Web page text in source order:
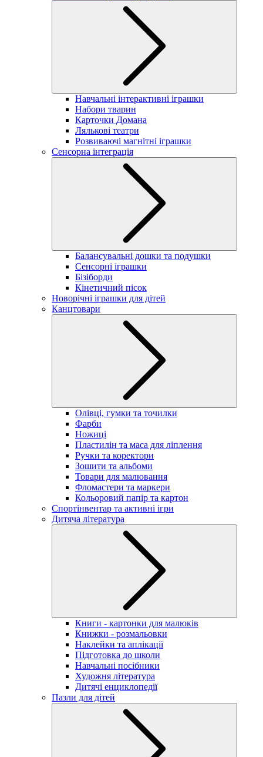
Навчальні інтерактивні іграшки
Набори тварин
Карточки Домана
Лялькові театри
Розвиваючі магнітні іграшки
Сенсорна інтеграція
Балансувальні дошки та подушки
Сенсорні іграшки
Бізіборди
Кінетичний пісок
Новорічні іграшки для дітей
Канцтовари
Олівці, гумки та точилки
Фарби
Ножиці
Пластилін та маса для ліплення
Ручки та коректори
Зошити та альбоми
Товари для малювання
Фломастери та маркери
Кольоровий папір та картон
Спортінвентар та активні ігри
Дитяча література
Книги - картонки для малюків
Книжки - розмальовки
Наклейки та аплікації
Підготовка до школи
Навчальні посібники
Художня література
Дитячі енциклопедії
Пазли для дітей